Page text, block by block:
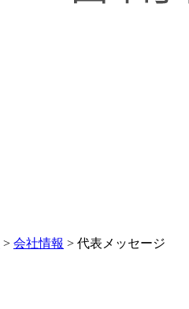
> 会社情報 > 代表メッセージ